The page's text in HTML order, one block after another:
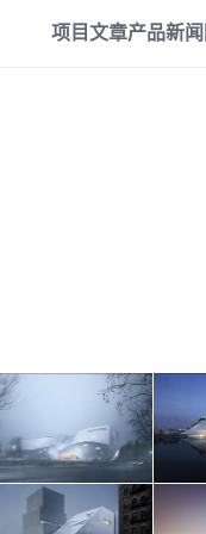
项目文章产品新闻